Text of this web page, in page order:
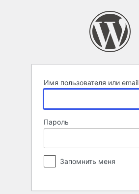
Имя пользователя или email
Пароль
Запомнить меня